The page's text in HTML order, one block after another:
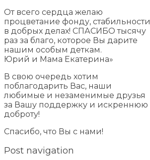
От всего сердца желаю
процветание фонду, стабильности
в добрых делах! СПАСИБО тысячу
раз за благо, которое Вы дарите
нашим особым деткам.
Юрий и Мама Екатерина»
В свою очередь хотим
поблагодарить Вас, наши
любимые и незаменимые друзья
за Вашу поддержку и искреннюю
доброту!
Спасибо, что Вы с нами!
Post navigation